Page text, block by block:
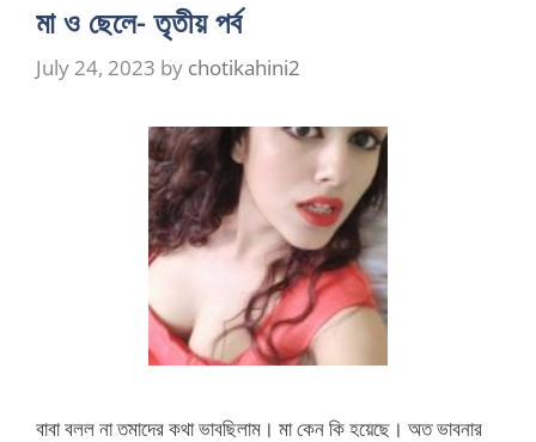
মা ও ছেলে- তৃতীয় পর্ব
July 24, 2023 by chotikahini2
বাবা বলল না তমাদের কথা ভাবছিলাম। মা কেন কি হয়েছে। অত ভাবনার